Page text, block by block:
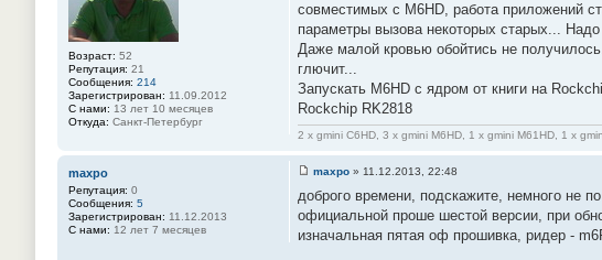
Возраст: 52
Репутация: 21
Сообщения: 214
Зарегистрирован: 11.09.2012
С нами: 13 лет 10 месяцев
Откуда: Санкт-Петербург
и
#
1
2
совместимых с M6HD, работа приложений
параметры вызова некоторых старых...
Даже малой кровью обойтись не
глючит...
Запускать M6HD с ядром от книги на
Rockchip RK2818
2 x gmini C6HD, 3 x gmini M6HD, 1 x gmini M61HD, 1 x
maxpo
Репутация: 0
Сообщения: 5
Зарегистрирован: 11.12.2013
С нами: 12 лет 7 месяцев
о
о
б
щ
maxpo » 11.12.2013, 22:48
доброго времени, подскажите, немного не
официальной проше шестой версии, при
изначальная пятая оф прошивка, ридер -